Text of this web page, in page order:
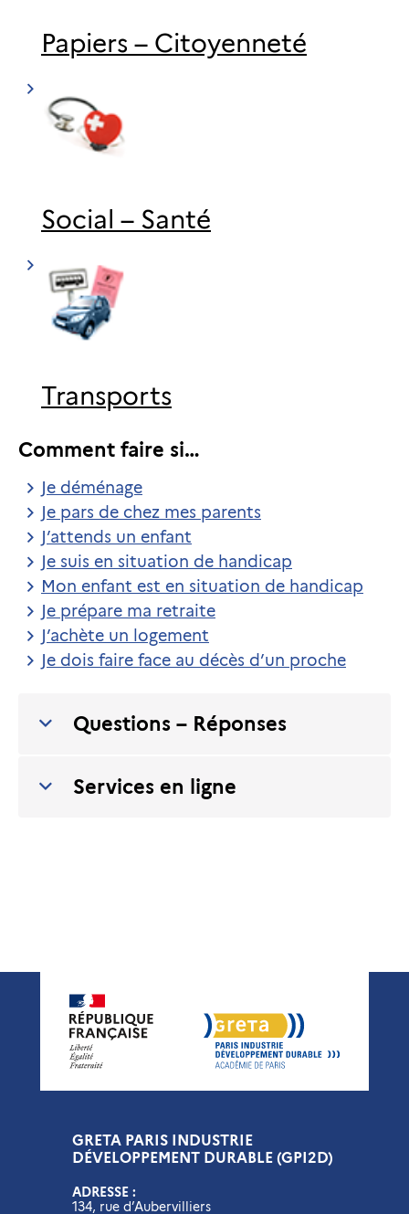
Papiers – Citoyenneté
Social – Santé
Transports
Comment faire si…
Je déménage
Je pars de chez mes parents
J’attends un enfant
Je suis en situation de handicap
Mon enfant est en situation de handicap
Je prépare ma retraite
J’achète un logement
Je dois faire face au décès d’un proche
Questions – Réponses
Services en ligne
GRETA PARIS INDUSTRIE
DÉVELOPPEMENT DURABLE (GPI2D)
ADRESSE :
134, rue d’Aubervilliers